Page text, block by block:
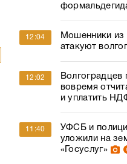
12:04
Мошенники
атакуют
12:02
Волгоградцев
вовремя
и уплатить
11:40
УФСБ и
уложили на
«Госуслуг»